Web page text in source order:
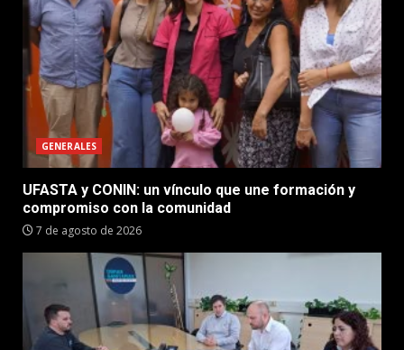
GENERALES
UFASTA y CONIN: un vínculo que une formación y
compromiso con la comunidad
7 de agosto de 2026